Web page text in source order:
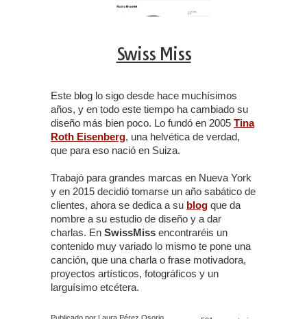
Swiss Miss
Este blog lo sigo desde hace muchísimos
años, y en todo este tiempo ha cambiado su
diseño más bien poco. Lo fundó en 2005 Tina
Roth Eisenberg, una helvética de verdad,
que para eso nació en Suiza.
Trabajó para grandes marcas en Nueva York
y en 2015 decidió tomarse un año sabático de
clientes, ahora se dedica a su blog que da
nombre a su estudio de diseño y a dar
charlas. En SwissMiss encontraréis un
contenido muy variado lo mismo te pone una
canción, que una charla o frase motivadora,
proyectos artísticos, fotográficos y un
larguísimo etcétera.